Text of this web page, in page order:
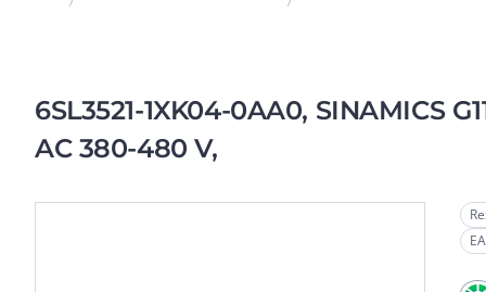
6SL3521-1XK04-0AA0, SINAMICS
AC 380-480 V,